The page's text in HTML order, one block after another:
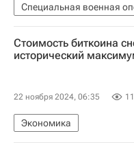
Специальная военная
Украина
Сумская
Сергей Лебедев
Стоимость биткоина
исторический
22 ноября 2024, 06:35
Экономика